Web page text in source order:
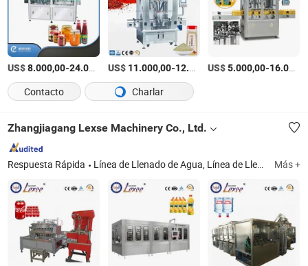
US$8.000,00-24.000,00 /Pieza
US$ 11.000,00-12.000,00 /Pieza
US$5.000,00-16.000,00
Contacto Charlar
Zhangjiagang Lexse Machinery Co., Ltd.
Respuesta Rápida Línea de Llenado de Agua, Línea de Llenado de Bebidas Carbonatadas, Línea de Llenado de Jugo, 3-10L Línea de Llenado de Agua, 5gallon Línea de Llenado, Línea de Llenado de Latas, Línea de Llenado de Cerveza, Máquina de Llenado de Aceite Más +